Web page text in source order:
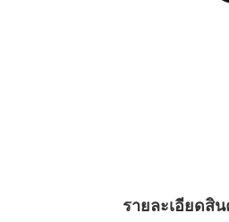
รายละเอียดสิ